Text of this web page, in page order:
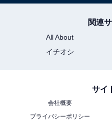
関連
All About
イチオシ
サイ
会社概要
プライバシーポリシー